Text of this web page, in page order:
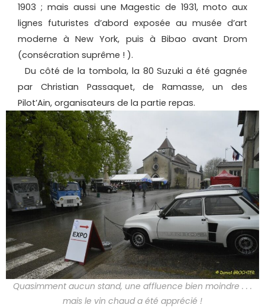
1903 ; mais aussi une Magestic de 1931, moto aux
lignes futuristes d’abord exposée au musée d’art
moderne à New York, puis à Bibao avant Drom
(consécration suprême ! ).
Du côté de la tombola, la 80 Suzuki a été gagnée
par Christian Passaquet, de Ramasse, un des
Pilot’Ain, organisateurs de la partie repas.
Quasimment aucun stand, une affluence bien moindre . . .
mais le vin chaud a été apprécié !